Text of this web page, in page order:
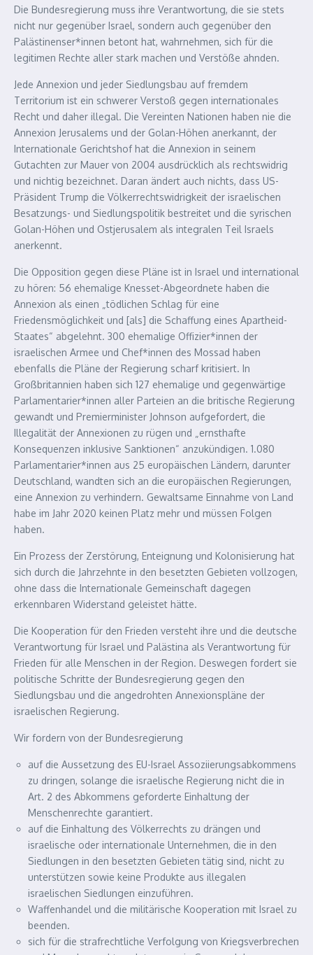
Die Bundesregierung muss ihre Verantwortung, die sie stets
nicht nur gegenüber Israel, sondern auch gegenüber den
Palästinenser*innen betont hat, wahrnehmen, sich für die
legitimen Rechte aller stark machen und Verstöße ahnden.
Jede Annexion und jeder Siedlungsbau auf fremdem
Territorium ist ein schwerer Verstoß gegen internationales
Recht und daher illegal. Die Vereinten Nationen haben nie die
Annexion Jerusalems und der Golan-Höhen anerkannt, der
Internationale Gerichtshof hat die Annexion in seinem
Gutachten zur Mauer von 2004 ausdrücklich als rechtswidrig
und nichtig bezeichnet. Daran ändert auch nichts, dass US-
Präsident Trump die Völkerrechtswidrigkeit der israelischen
Besatzungs- und Siedlungspolitik bestreitet und die syrischen
Golan-Höhen und Ostjerusalem als integralen Teil Israels
anerkennt.
Die Opposition gegen diese Pläne ist in Israel und international
zu hören: 56 ehemalige Knesset-Abgeordnete haben die
Annexion als einen „tödlichen Schlag für eine
Friedensmöglichkeit und [als] die Schaffung eines Apartheid-
Staates“ abgelehnt. 300 ehemalige Offizier*innen der
israelischen Armee und Chef*innen des Mossad haben
ebenfalls die Pläne der Regierung scharf kritisiert. In
Großbritannien haben sich 127 ehemalige und gegenwärtige
Parlamentarier*innen aller Parteien an die britische Regierung
gewandt und Premierminister Johnson aufgefordert, die
Illegalität der Annexionen zu rügen und „ernsthafte
Konsequenzen inklusive Sanktionen“ anzukündigen. 1.080
Parlamentarier*innen aus 25 europäischen Ländern, darunter
Deutschland, wandten sich an die europäischen Regierungen,
eine Annexion zu verhindern. Gewaltsame Einnahme von Land
habe im Jahr 2020 keinen Platz mehr und müssen Folgen
haben.
Ein Prozess der Zerstörung, Enteignung und Kolonisierung hat
sich durch die Jahrzehnte in den besetzten Gebieten vollzogen,
ohne dass die Internationale Gemeinschaft dagegen
erkennbaren Widerstand geleistet hätte.
Die Kooperation für den Frieden versteht ihre und die deutsche
Verantwortung für Israel und Palästina als Verantwortung für
Frieden für alle Menschen in der Region. Deswegen fordert sie
politische Schritte der Bundesregierung gegen den
Siedlungsbau und die angedrohten Annexionspläne der
israelischen Regierung.
Wir fordern von der Bundesregierung
auf die Aussetzung des EU-Israel Assoziierungsabkommens
zu dringen, solange die israelische Regierung nicht die in
Art. 2 des Abkommens geforderte Einhaltung der
Menschenrechte garantiert.
auf die Einhaltung des Völkerrechts zu drängen und
israelische oder internationale Unternehmen, die in den
Siedlungen in den besetzten Gebieten tätig sind, nicht zu
unterstützen sowie keine Produkte aus illegalen
israelischen Siedlungen einzuführen.
Waffenhandel und die militärische Kooperation mit Israel zu
beenden.
sich für die strafrechtliche Verfolgung von Kriegsverbrechen